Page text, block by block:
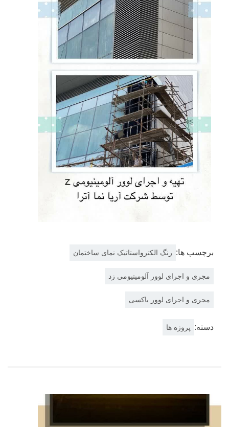
برچسب ها: رنگ الکترواستاتیک نمای ساختمان
مجری و اجرای لوور آلومینیومی زد
مجری و اجرای لوور باکسی
دسته: پروژه ها